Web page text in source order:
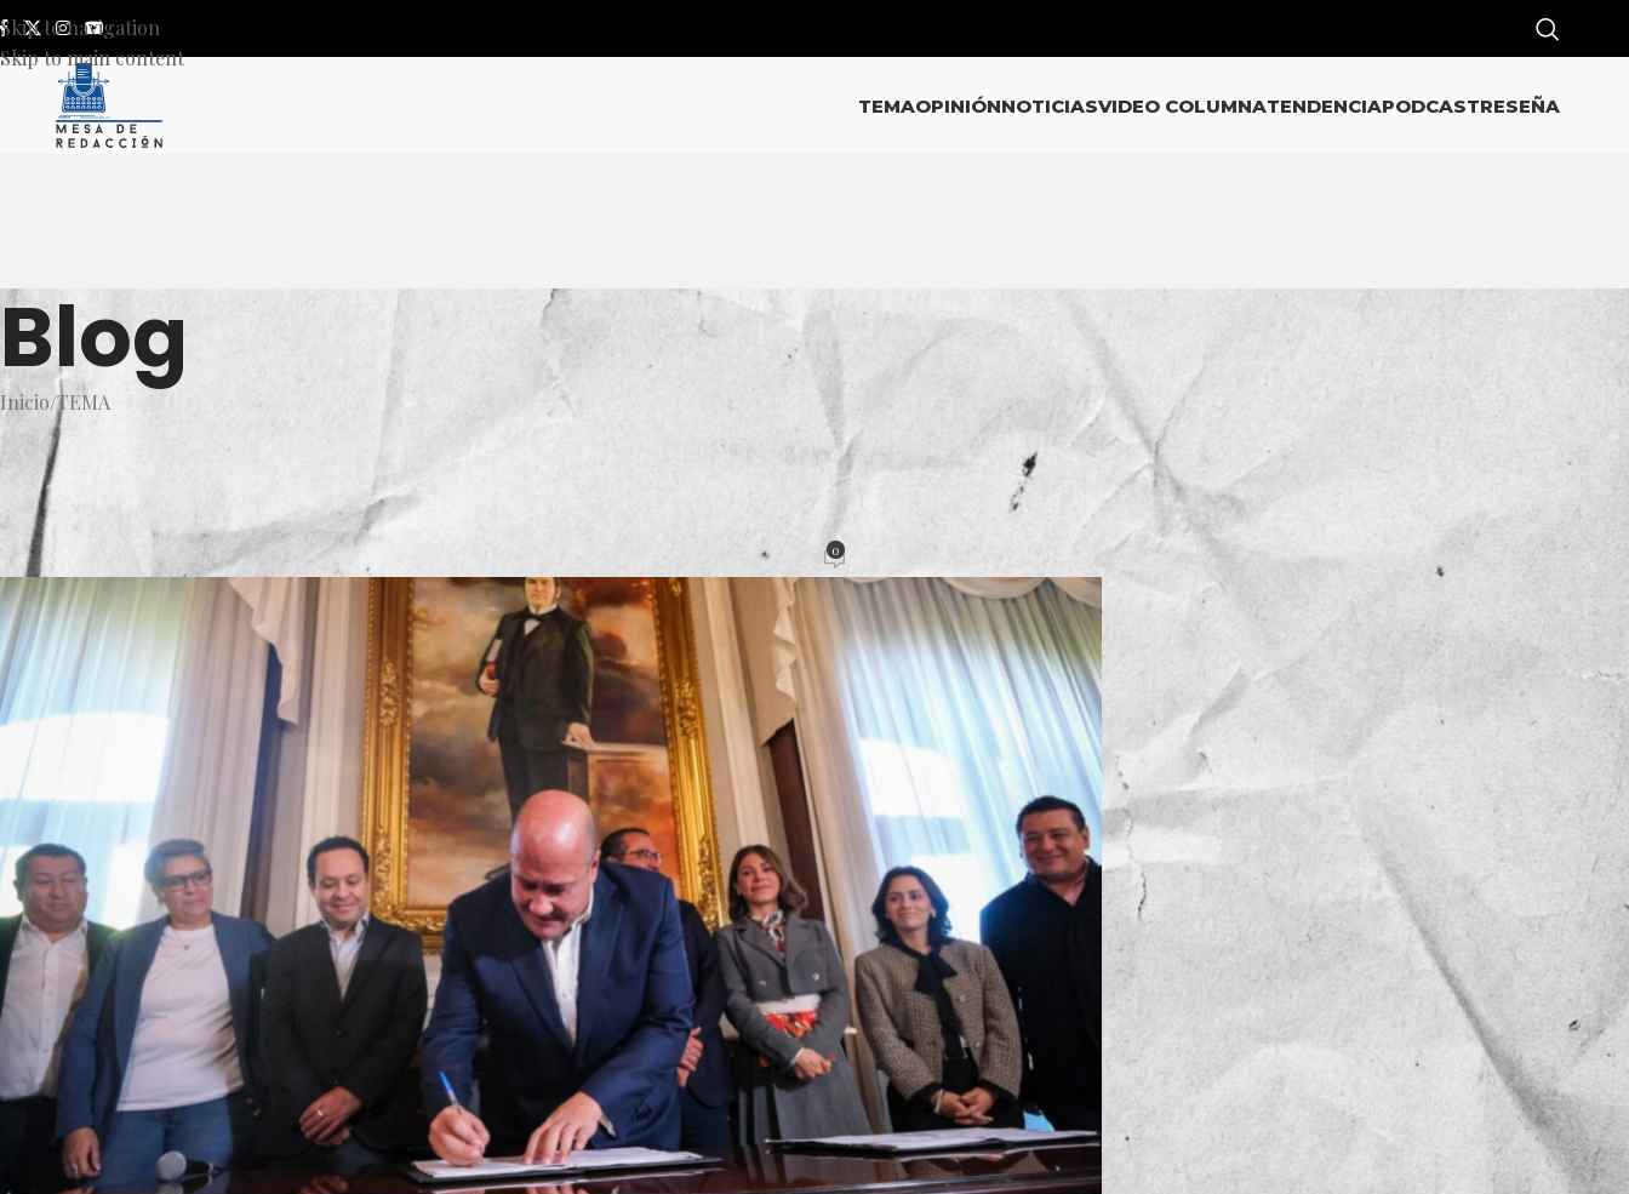
Skip to navigation
Skip to main content
TEMAOPINIÓNNOTICIASVIDEO COLUMNATENDENCIAPODCASTRESEÑA
Blog
Inicio TEMA
Enrique Alfaro inicia camino para que Jalisco salga del Pacto
Publicado por Activado 19 noviembre, 2024 0
CATEGORÍAS
NOTICIAS
OPINIÓN
TENDENCIA
VIDEO COLUMNA
VIDEO NOTA